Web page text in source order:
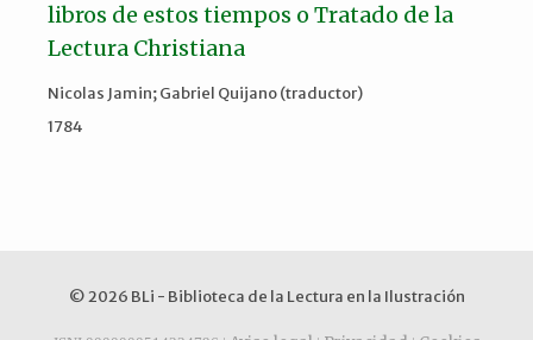
libros de estos tiempos o Tratado de la
Lectura Christiana
Nicolas Jamin; Gabriel Quijano (traductor)
1784
© 2026 BLi - Biblioteca de la Lectura en la Ilustración